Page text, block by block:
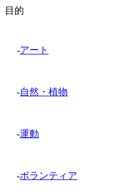
目的
-アート
-自然・植物
-運動
-ボランティア